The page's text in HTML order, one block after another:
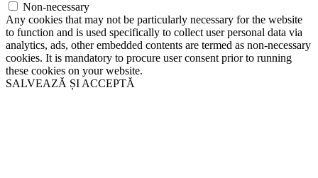
Non-necessary
Any cookies that may not be particularly necessary for the website
to function and is used specifically to collect user personal data via
analytics, ads, other embedded contents are termed as non-necessary
cookies. It is mandatory to procure user consent prior to running
these cookies on your website.
SALVEAZĂ ȘI ACCEPTĂ